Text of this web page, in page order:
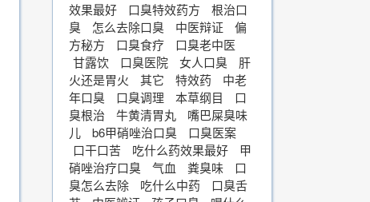
效果最好
口臭特效药方
根治口
臭
怎么去除口臭 中医辩证
偏
方秘方
口臭食疗
口臭老中医
甘露饮
口臭医院 女人口臭
肝
火还是胃火
其它 特效药
中老
年口臭
口臭调理 本草纲目
口
臭根治
牛黄清胃丸
嘴巴屎臭味
儿
b6甲硝唑治口臭
口臭医案
口干口苦
吃什么药效果最好
甲
硝唑治疗口臭
气血 粪臭味
口
臭怎么去除
吃什么中药
口臭舌